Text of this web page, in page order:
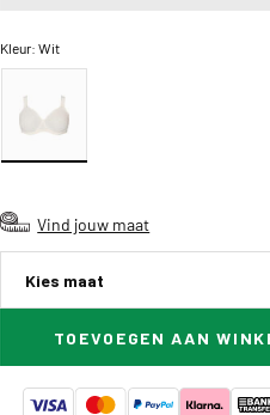
Kleur:Wit
Vind jouw maat
Kies maat
TOEVOEGEN AAN